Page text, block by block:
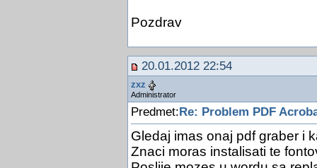
Pozdrav
20.01.2012 22:54
zxz
Administrator
Predmet:Re: Problem PDF
Gledaj imas onaj pdf graber i
Znaci moras instalisati te